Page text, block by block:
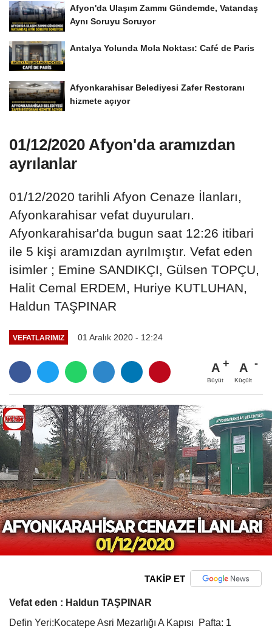
Afyon'da Ulaşım Zammı Gündemde, Vatandaş
Aynı Soruyu Soruyor
Antalya Yolunda Mola Noktası: Café de Paris
Afyonkarahisar Belediyesi Zafer Restoranı
hizmete açıyor
01/12/2020 Afyon'da aramızdan
ayrılanlar
01/12/2020 tarihli Afyon Cenaze İlanları,
Afyonkarahisar vefat duyuruları.
Afyonkarahisar'da bugun saat 12:26 itibari
ile 5 kişi aramızdan ayrılmıştır. Vefat eden
isimler ; Emine SANDIKÇI, Gülsen TOPÇU,
Halit Cemal ERDEM, Huriye KUTLUHAN,
Haldun TAŞPINAR
VEFATLARIMIZ 01 Aralık 2020 - 12:24
A
Büyüt
A
Küçült
TAKİP ET
Vefat eden : Haldun TAŞPINAR
Defin Yeri:Kocatepe Asri Mezarlığı A Kapısı Pafta: 1